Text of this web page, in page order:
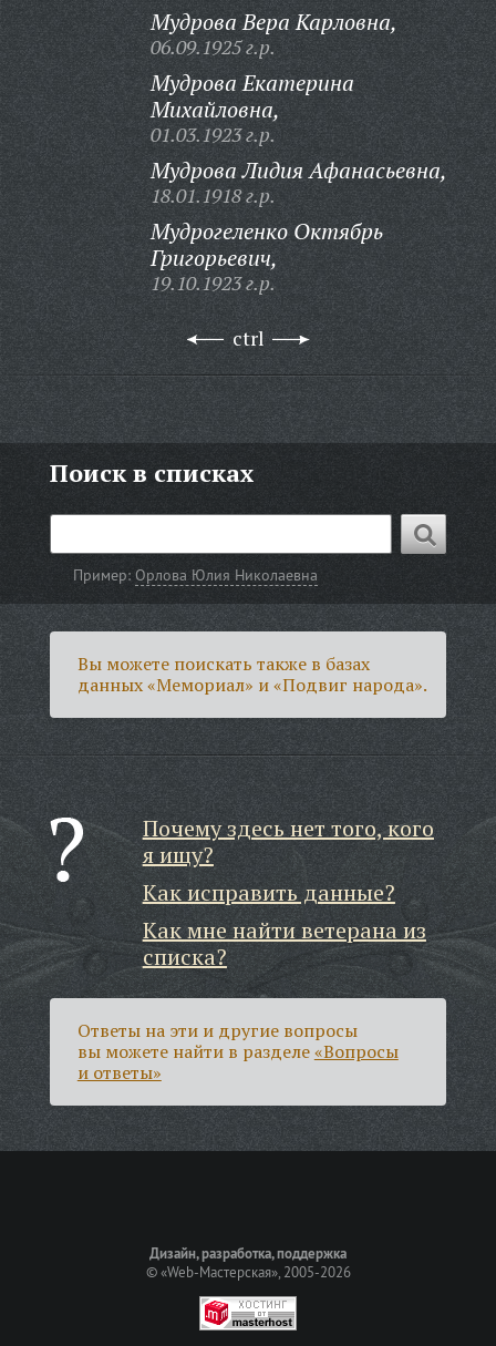
Мудрова Вера Карловна,
06.09.1925 г.р.
Мудрова Екатерина
Михайловна,
01.03.1923 г.р.
Мудрова Лидия Афанасьевна,
18.01.1918 г.р.
Мудрогеленко Октябрь
Григорьевич,
19.10.1923 г.р.
ctrl
Поиск в списках
Пример:Орлова Юлия Николаевна
Вы можете поискать также в базах
данных «Мемориал» и «Подвиг народа».
Почему здесь нет того, кого
я ищу?
Как исправить данные?
Как мне найти ветерана из
списка?
Ответы на эти и другие вопросы
вы можете найти в разделе«Вопросы
и ответы»
Дизайн, разработка, поддержка
©«Web-Мастерская», 2005-2026